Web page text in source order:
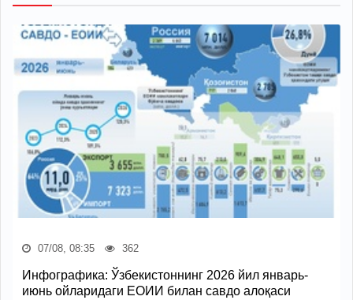
07/08, 08:35 362
Инфографика: Ўзбекистоннинг 2026 йил январь-
июнь ойларидаги ЕОИИ билан савдо алоқаси